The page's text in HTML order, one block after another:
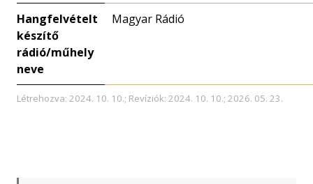
Hangfelvételt
készítő
rádió/műhely
neve
Magyar Rádió
Létrehozva: 2024. 10. 10.; Revíziók: 2024. 10. 10.; 2026. 05. 23.